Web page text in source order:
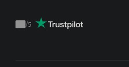
Trustpilot
/5